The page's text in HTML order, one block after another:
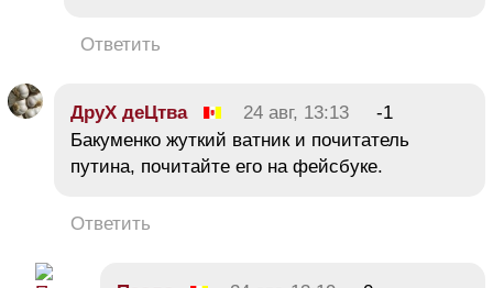
Ответить
ДруХ деЦтва 24 авг, 13:13
-1
Бакуменко жуткий ватник и почитатель
путина, почитайте его на фейсбуке.
Ответить